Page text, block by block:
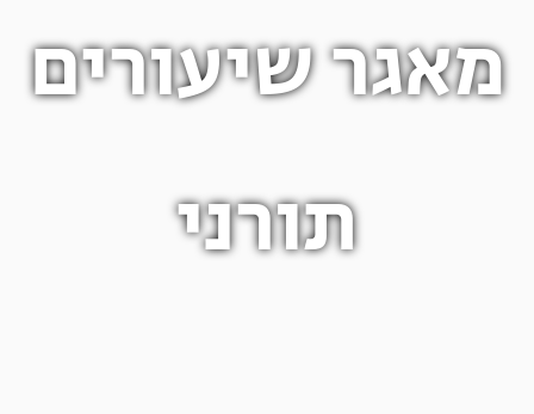
מאגר שיעורים
תורני